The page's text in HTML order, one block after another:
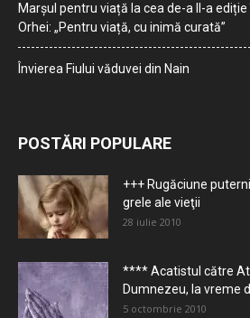
Marșul pentru viață la cea de-a II-a ediție
Orhei: „Pentru viață, cu inimă curată”
Învierea Fiului văduvei din Nain
POSTĂRI POPULARE
+++ Rugăciune
grele ale vieţii
28 iulie 2010
**** Acatistul către
Dumnezeu, la vreme
5 octombrie 2010